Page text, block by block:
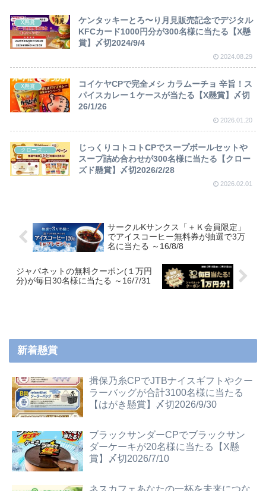
X懸賞
ケンタッキーとろ〜り月見販売記念でデジタル
KFCカード1000円分が300名様に当たる【X懸
賞】〆切2024/9/4
2024.08.29
X懸賞
コイケヤCPで完全メシ カラムーチョ 辛旨！ス
パイスカレー１ケースが当たる【X懸賞】〆切
26/1/26
2026.01.20
クローズド懸賞
じっくりコトコトCPでスープボールセットや
スープ詰め合わせが300名様に当たる【クロー
ズド懸賞】〆切2026/2/28
2026.02.01
サークルKサンクス「＋Ｋ会員限定」
でアイスコーヒー無料券が抽選で3万
名に当たる ～16/8/8
ジャパネットの無料クーポン(１万円
分)が毎日30名様に当たる ～16/7/31
新着懸賞
揖保乃糸CPでJTBナイスギフトやクー
ラーバッグが合計3100名様に当たる
【はがき懸賞】〆切2026/9/30
ブラックサンダーCPでブラックサン
ダーケーキが20名様に当たる【X懸
賞】〆切2026/7/10
ネスカフェあなたの一杯を未来につな